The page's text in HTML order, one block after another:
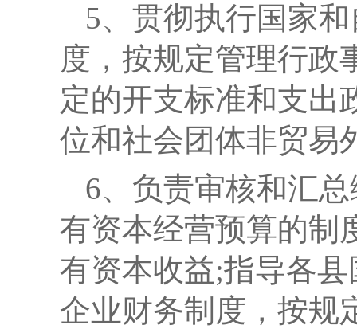
5、贯彻执行国家
度，按规定管理行政
定的开支标准和支出
位和社会团体非贸易
6、负责审核和汇
有资本经营预算的制
有资本收益;指导各
企业财务制度，按规